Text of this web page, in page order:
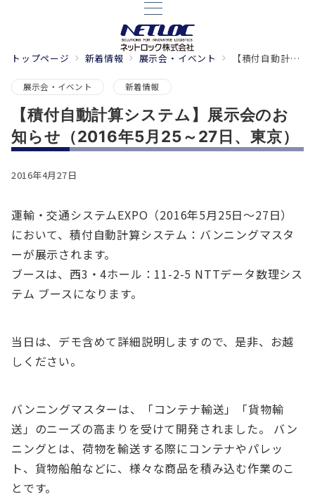
トップページ 新着情報 展示会・イベント 【積付自動計算システム】展示会のお知らせ（2016年5月25～27日、東京）
展示会・イベント 新着情報
【積付自動計算システム】展示会のお
知らせ（2016年5月25～27日、東京）
2016年4月27日
運輸・交通システムEXPO（2016年5月25日～27日）
において、積付自動計算システム：バンニングマスタ
ーが展示されます。
ブースは、西3・4ホール：11-2-5 NTTデータ数理シス
テム ブースになります。
当日は、デモ含めて詳細説明しますので、是非、お越
しください。
バンニングマスターは、「コンテナ輸送」「貨物輸
送」のニーズの高まりを受けて開発されました。 バン
ニングとは、荷物を輸送する際にコンテナやパレッ
ト、貨物船舶などに、様々な商品を積み込む作業のこ
とです。